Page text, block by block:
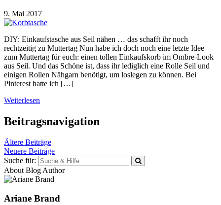
9. Mai 2017
DIY: Einkaufstasche aus Seil nähen … das schafft ihr noch
rechtzeitig zu Muttertag Nun habe ich doch noch eine letzte Idee
zum Muttertag für euch: einen tollen Einkaufskorb im Ombre-Look
aus Seil. Und das Schöne ist, dass ihr lediglich eine Rolle Seil und
einigen Rollen Nähgarn benötigt, um loslegen zu können. Bei
Pinterest hatte ich […]
Weiterlesen
Beitragsnavigation
Ältere Beiträge
Neuere Beiträge
Suche für:
About Blog Author
Ariane Brand